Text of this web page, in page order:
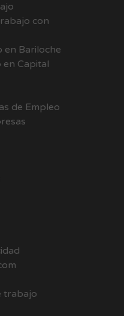
con
en Bariloche
Capital
de Empleo
trabajo